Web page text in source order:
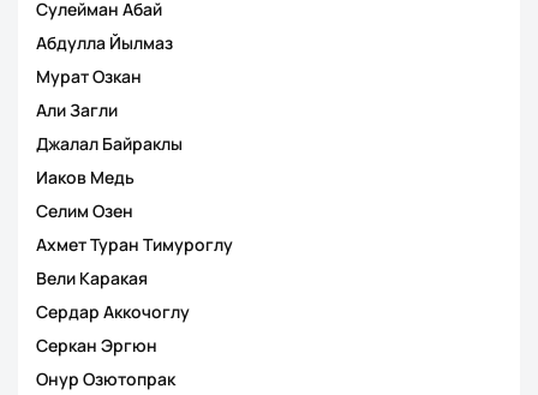
Сулейман Абай
Абдулла Йылмаз
Мурат Озкан
Али Загли
Джалал Байраклы
Иаков Медь
Селим Озен
Ахмет Туран Тимуроглу
Вели Каракая
Сердар Аккочоглу
Серкан Эргюн
Онур Озютопрак